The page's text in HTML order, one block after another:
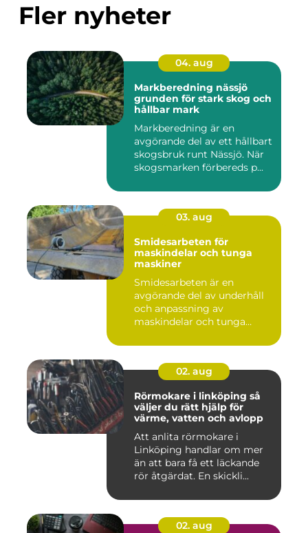
Fler nyheter
04. aug
Markberedning nässjö
grunden för stark skog och
hållbar mark
Markberedning är en
avgörande del av ett hållbart
skogsbruk runt Nässjö. När
skogsmarken förbereds p...
03. aug
Smidesarbeten för
maskindelar och tunga
maskiner
Smidesarbeten är en
avgörande del av underhåll
och anpassning av
maskindelar och tunga
02. aug
Rörmokare i linköping så
väljer du rätt hjälp för
värme, vatten och avlopp
Att anlita rörmokare i
Linköping handlar om mer
än att bara få ett läckande
rör åtgärdat. En skickli...
02. aug